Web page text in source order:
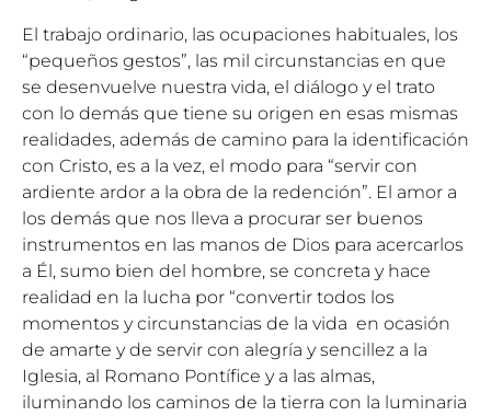
El trabajo ordinario, las ocupaciones habituales, los
“pequeños gestos”, las mil circunstancias en que
se desenvuelve nuestra vida, el diálogo y el trato
con lo demás que tiene su origen en esas mismas
realidades, además de camino para la identificación
con Cristo, es a la vez, el modo para “servir con
ardiente ardor a la obra de la redención”. El amor a
los demás que nos lleva a procurar ser buenos
instrumentos en las manos de Dios para acercarlos
a Él, sumo bien del hombre, se concreta y hace
realidad en la lucha por “convertir todos los
momentos y circunstancias de la vida en ocasión
de amarte y de servir con alegría y sencillez a la
Iglesia, al Romano Pontífice y a las almas,
iluminando los caminos de la tierra con la luminaria